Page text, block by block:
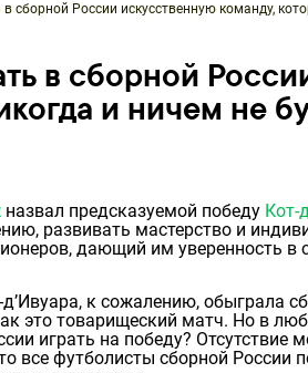
сборной России искусственную команду,
в сборной
и ничем не
назвал предсказуемой победу Кот-
развивать мастерство и
дающий им уверенность в
к сожалению, обыграла
это товарищеский матч. Но в
играть на победу? Отсутствие
все футболисты сборной России